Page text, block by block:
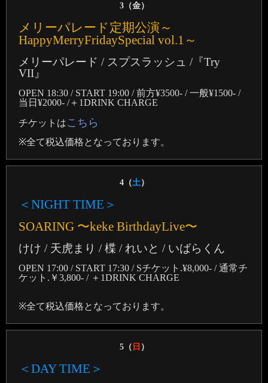
3（金）
メリーパレード定期公演～
HappyMerryFridaySpecial vol.1～
メリーパレード / スプスラッシュ /『Try
VII』
OPEN 18:30 / START 19:00 / 前方¥3500- / 一般¥1500- /
当日¥2000- /＋1DRINK CHARGE
チケットはこちら
※全て税込価格となっております。
4（土）
＜NIGHT TIME＞
SOARING 〜keke BirthdayLive〜
けけ / 天虎まり / 楪 / れいと / いばらくん
OPEN 17:00 / START 17:30 / Sチケット.¥8,000- / 通常チ
ケット.￥3,800- / ＋1DRINK CHARGE
※全て税込価格となっております。
5（ 日 ）
＜DAY TIME＞